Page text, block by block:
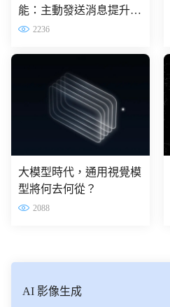
能：主動發送消息提升互
動體驗
2236
大模型時代，通用視覺模
型將何去何從？
2088
AI 影像生成